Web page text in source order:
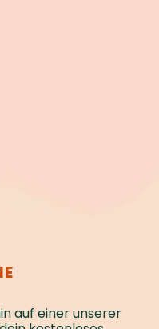
auf einer unserer